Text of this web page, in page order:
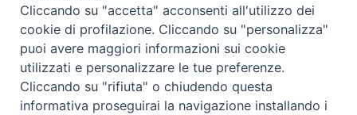
Contatti & Info
Cliccando su "accetta" acconsenti all'utilizzo dei
cookie di profilazione. Cliccando su "personalizza"
puoi avere maggiori informazioni sui cookie
utilizzati e personalizzare le tue preferenze.
Cliccando su "rifiuta" o chiudendo questa
informativa proseguirai la navigazione installando i